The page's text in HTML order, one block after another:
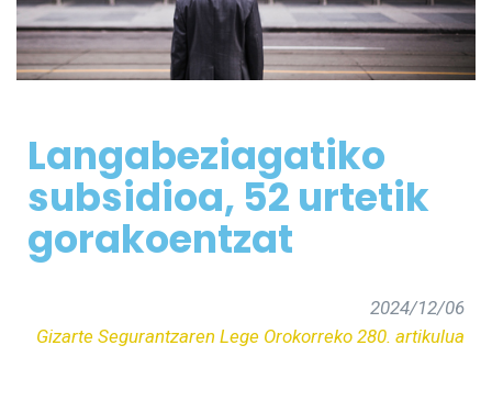
Langabeziagatiko
subsidioa, 52 urtetik
gorakoentzat
2024/12/06
Gizarte Segurantzaren Lege Orokorreko 280. artikulua